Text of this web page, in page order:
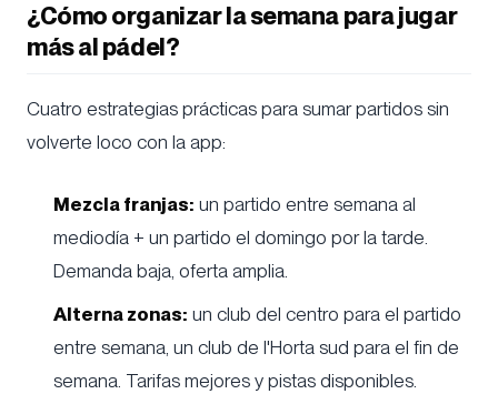
¿Cómo organizar la semana para jugar
más al pádel?
Cuatro estrategias prácticas para sumar partidos sin
volverte loco con la app:
Mezcla franjas: un partido entre semana al
mediodía + un partido el domingo por la tarde.
Demanda baja, oferta amplia.
Alterna zonas: un club del centro para el partido
entre semana, un club de l'Horta sud para el fin de
semana. Tarifas mejores y pistas disponibles.